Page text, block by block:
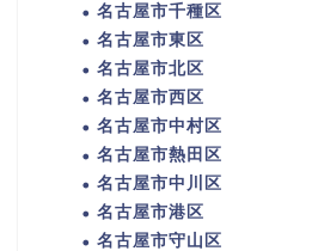
名古屋市千種区
名古屋市東区
名古屋市北区
名古屋市西区
名古屋市中村区
名古屋市熱田区
名古屋市中川区
名古屋市港区
名古屋市守山区